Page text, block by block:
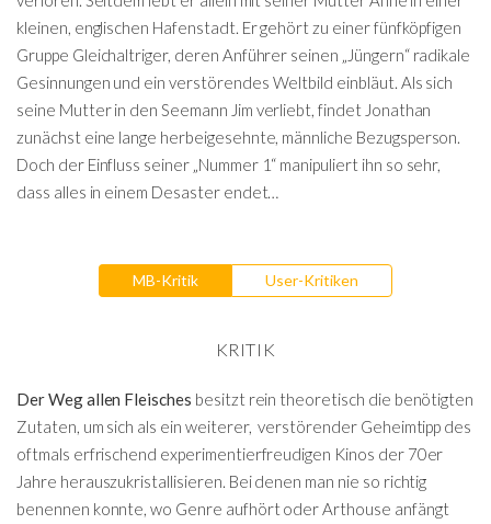
kleinen, englischen Hafenstadt. Er gehört zu einer fünfköpfigen
Gruppe Gleichaltriger, deren Anführer seinen „Jüngern“ radikale
Gesinnungen und ein verstörendes Weltbild einbläut. Als sich
seine Mutter in den Seemann Jim verliebt, findet Jonathan
zunächst eine lange herbeigesehnte, männliche Bezugsperson.
Doch der Einfluss seiner „Nummer 1“ manipuliert ihn so sehr,
dass alles in einem Desaster endet…
MB-Kritik User-Kritiken
KRITIK
Der Weg allen Fleisches besitzt rein theoretisch die benötigten
Zutaten, um sich als ein weiterer, verstörender Geheimtipp des
oftmals erfrischend experimentierfreudigen Kinos der 70er
Jahre herauszukristallisieren. Bei denen man nie so richtig
benennen konnte, wo Genre aufhört oder Arthouse anfängt